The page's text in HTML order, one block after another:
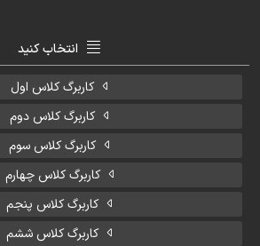
انتخاب کنید
کاربرگ کلاس اول
کاربرگ کلاس دوم
کاربرگ کلاس سوم
کاربرگ کلاس چهارم
کاربرگ کلاس پنجم
کاربرگ کلاس ششم